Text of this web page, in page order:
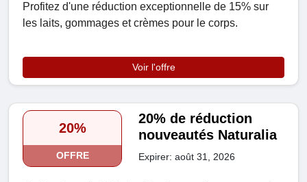
Profitez d'une réduction exceptionnelle de 15% sur
les laits, gommages et crèmes pour le corps.
Voir l'offre
20%
OFFRE
20% de réduction
nouveautés Naturalia
Expirer: août 31, 2026